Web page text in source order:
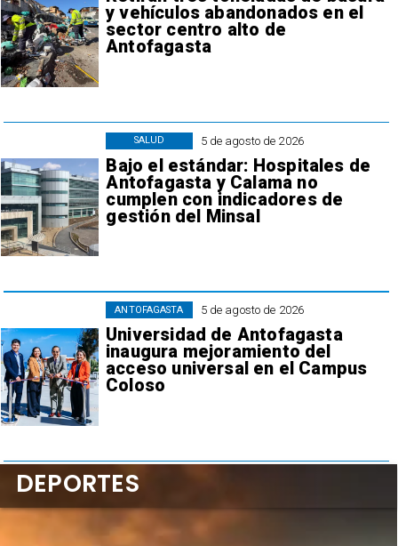
y vehículos abandonados en el
sector centro alto de
Antofagasta
5 de agosto de 2026
Bajo el estándar: Hospitales de
Antofagasta y Calama no
cumplen con indicadores de
gestión del Minsal
SALUD
5 de agosto de 2026
Universidad de Antofagasta
inaugura mejoramiento del
acceso universal en el Campus
Coloso
ANTOFAGASTA
DEPORTES